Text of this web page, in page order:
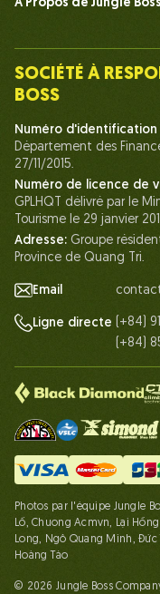
À Propos de Jungle Boss
Notre Équipe
Nos Certifications
Partenariats
Contactez-Nous
SOCIÉTÉ À
BOSS
Numéro d'identification
Département des
27/11/2015.
Numéro de licence de
GPLHQT délivré par le
Tourisme le 29 janvier
Adresse: Groupe
Province de Quang Tri.
Email
Ligne directe (+84)
(+84)
Photos par l'équipe Jungle
Lố, Chuong Acmvn, Lại
Long, Ngô Quang Minh, Đức
Hoàng Táo
© 2026 Jungle Boss